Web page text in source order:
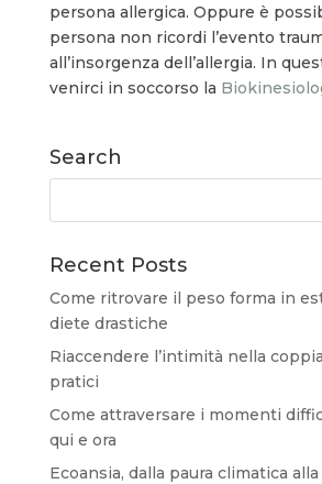
persona allergica. Oppure è
persona non ricordi l’evento
all’insorgenza dell’allergia. In
venirci in soccorso la
Search
Recent Posts
Come ritrovare il peso forma in
diete drastiche
Riaccendere l’intimità nella
pratici
Come attraversare i momenti
qui e ora
Ecoansia, dalla paura climatica alla